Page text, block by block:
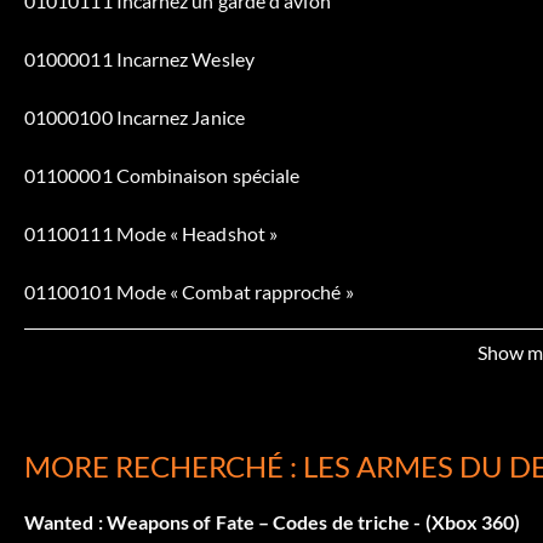
01000011 Incarnez Wesley
01000100 Incarnez Janice
01100001 Combinaison spéciale
01100111 Mode « Headshot »
01100101 Mode « Combat rapproché »
Débloquer « Airplane Bodyguard » :
Show
MORE RECHERCHÉ : LES ARMES DU
Wanted : Weapons of Fate – Codes de triche - (Xbox 360)